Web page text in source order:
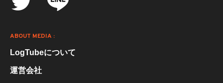
ABOUT MEDIA :
LogTubeについて
運営会社